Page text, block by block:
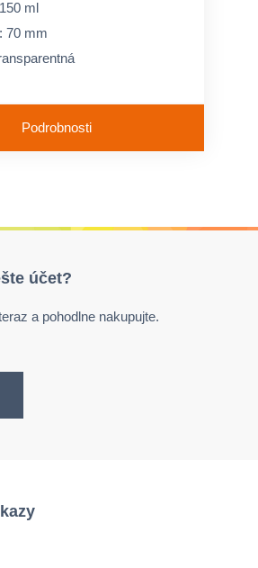
ml
70 mm
Podrobnosti
účet?
a pohodlne nakupujte.